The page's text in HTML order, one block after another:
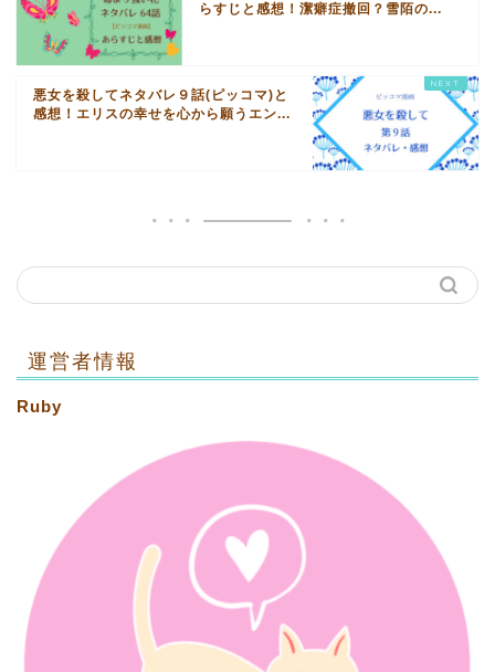
らすじと感想！潔癖症撤回？雪陌の...
悪女を殺してネタバレ９話(ピッコマ)と
感想！エリスの幸せを心から願うエン...
運営者情報
Ruby